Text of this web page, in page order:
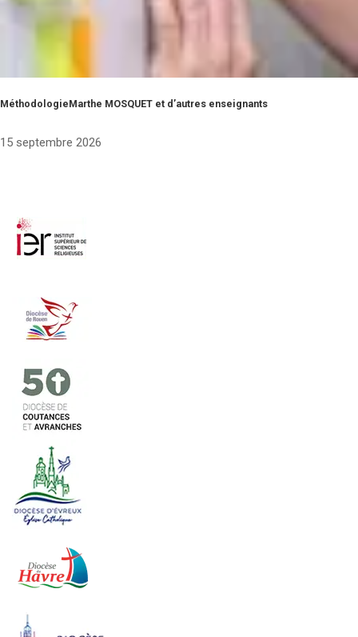
MéthodologieMarthe MOSQUET et d’autres enseignants
15 septembre 2026